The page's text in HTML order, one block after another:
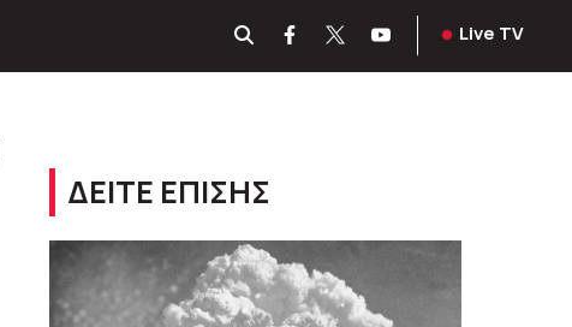
Live TV
ΔΕΙΤΕ ΕΠΙΣΗΣ